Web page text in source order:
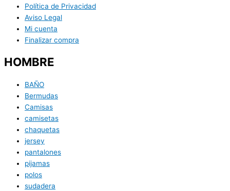
Política de Privacidad
Aviso Legal
Mi cuenta
Finalizar compra
HOMBRE
BAÑO
Bermudas
Camisas
camisetas
chaquetas
jersey
pantalones
pijamas
polos
sudadera